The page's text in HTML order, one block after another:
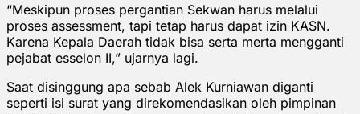
“Meskipun proses pergantian Sekwan harus melalui
proses assessment, tapi tetap harus dapat izin KASN.
Karena Kepala Daerah tidak bisa serta merta mengganti
pejabat esselon II,” ujarnya lagi.
Saat disinggung apa sebab Alek Kurniawan diganti
seperti isi surat yang direkomendasikan oleh pimpinan